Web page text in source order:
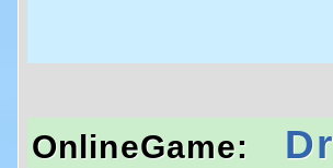
OnlineGame: